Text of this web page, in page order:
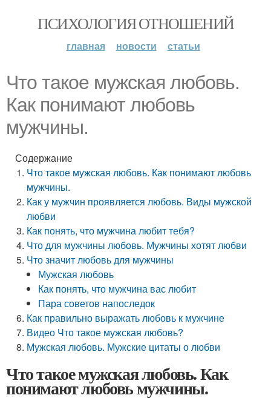
ПСИХОЛОГИЯ ОТНОШЕНИЙ
главная новости статьи
Что такое мужская любовь.
Как понимают любовь
мужчины.
Содержание
Что такое мужская любовь. Как понимают любовь
мужчины.
Как у мужчин проявляется любовь. Виды мужской
любви
Как понять, что мужчина любит тебя?
Что для мужчины любовь. Мужчины хотят любви
Что значит любовь для мужчины
Мужская любовь
Как понять, что мужчина вас любит
Пара советов напоследок
Как правильно выражать любовь к мужчине
Видео Что такое мужская любовь?
Мужская любовь. Мужские цитаты о любви
Что такое мужская любовь. Как
понимают любовь мужчины.